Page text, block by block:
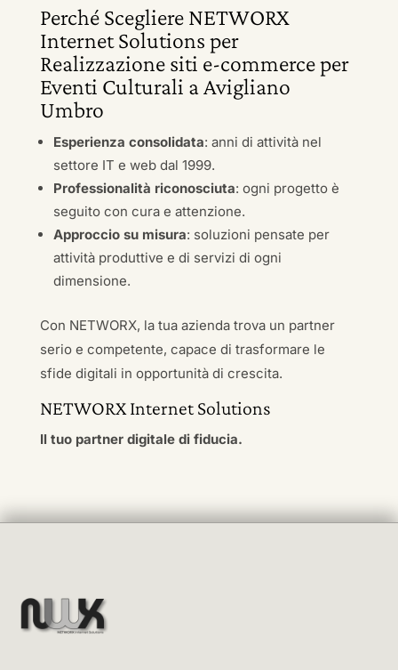
Perché Scegliere NETWORX
Internet Solutions per
Realizzazione siti e-commerce per
Eventi Culturali a Avigliano
Umbro
Esperienza consolidata: anni di attività nel
settore IT e web dal 1999.
Professionalità riconosciuta: ogni progetto è
seguito con cura e attenzione.
Approccio su misura: soluzioni pensate per
attività produttive e di servizi di ogni
dimensione.
Con NETWORX, la tua azienda trova un partner
serio e competente, capace di trasformare le
sfide digitali in opportunità di crescita.
NETWORX Internet Solutions
Il tuo partner digitale di fiducia.